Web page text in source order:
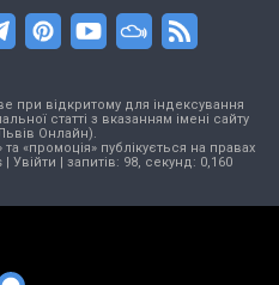
при відкритому для індексування
статті з вказанням імені сайту
Онлайн).
«промоція» публікується на правах
| Увійти | запитів: 98, секунд: 0,160